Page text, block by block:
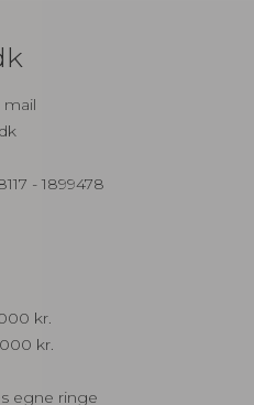
mail
- 1899478
kr.
kr.
egne ringe